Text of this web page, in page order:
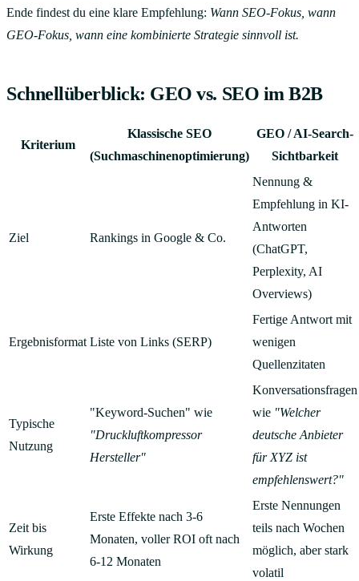
Ende findest du eine klare Empfehlung: Wann SEO-Fokus, wann
GEO-Fokus, wann eine kombinierte Strategie sinnvoll ist.
Schnellüberblick: GEO vs. SEO im B2B
Kriterium
Klassische SEO
(Suchmaschinenoptimierung)
GEO / AI-Search-
Sichtbarkeit
Ziel Rankings in Google & Co.
Nennung &
Empfehlung in KI-
Antworten
(ChatGPT,
Perplexity, AI
Overviews)
Ergebnisformat Liste von Links (SERP)
Fertige Antwort mit
wenigen
Quellenzitaten
Typische
Nutzung
"Keyword-Suchen" wie
"Druckluftkompressor
Hersteller"
Konversationsfragen
wie "Welcher
deutsche Anbieter
für XYZ ist
empfehlenswert?"
Zeit bis
Wirkung
Erste Effekte nach 3-6
Monaten, voller ROI oft nach
6-12 Monaten
Erste Nennungen
teils nach Wochen
möglich, aber stark
volatil